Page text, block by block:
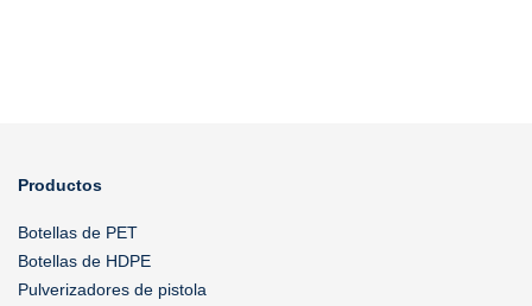
Productos
Botellas de PET
Botellas de HDPE
Pulverizadores de pistola